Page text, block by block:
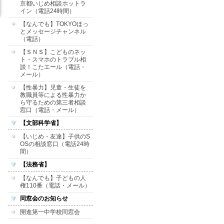
京都いじめ相談ホットラ
イン（電話24時間）
【なんでも】TOKYOほっ
とメッセージチャンネル
（電話）
【ＳＮＳ】こどものネッ
ト・スマホのトラブル相
談！こたエール（電話・
メール）
【性暴力】児童・生徒を
教職員等による性暴力か
ら守るための第三者相談
窓口（電話・メール）
【文部科学省】
【いじめ・友達】子供のS
OSの相談窓口（電話24時
間）
【法務省】
【なんでも】子どもの人
権110番（電話・メール）
同窓会のお知らせ
開進第一中学校同窓会